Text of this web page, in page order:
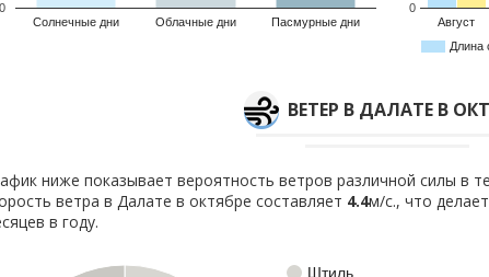
Солнечные дни Облачные дни Пасмурные дни
0
Длина
Август
0
ВЕТЕР В ДАЛАТЕ В
ниже показывает вероятность ветров различной силы в
ветра в Далате в октябре составляет 4.4м/с., что
в году.
Штиль